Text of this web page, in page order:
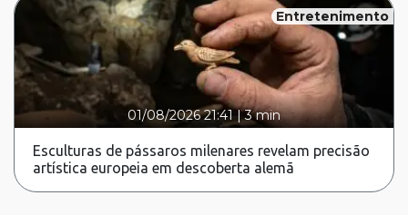
Entretenimento
01/08/2026 21:41 |3 min
Esculturas de pássaros milenares revelam precisão
artística europeia em descoberta alemã